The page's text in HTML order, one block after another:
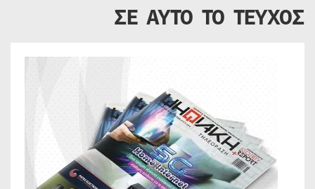
ΣΕ ΑΥΤΟ ΤΟ ΤΕΥΧΟΣ